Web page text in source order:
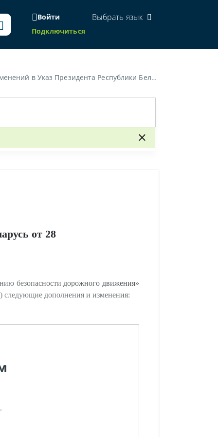
Войти
Подключиться
Выбрать язык
Республики Беларусь от 28 ноября 2005 г. № 551»
от 28
безопасности дорожного движения»
следующие дополнения и изменения: